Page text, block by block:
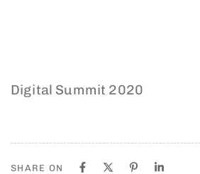
Digital Summit 2020
SHARE ON